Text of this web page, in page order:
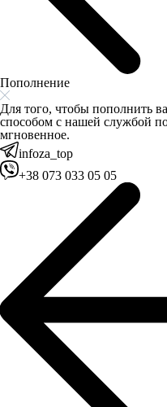
Пополнение
Для того, чтобы пополнить
способом с нашей службой
мгновенное.
infoza_top
+38 073 033 05 05